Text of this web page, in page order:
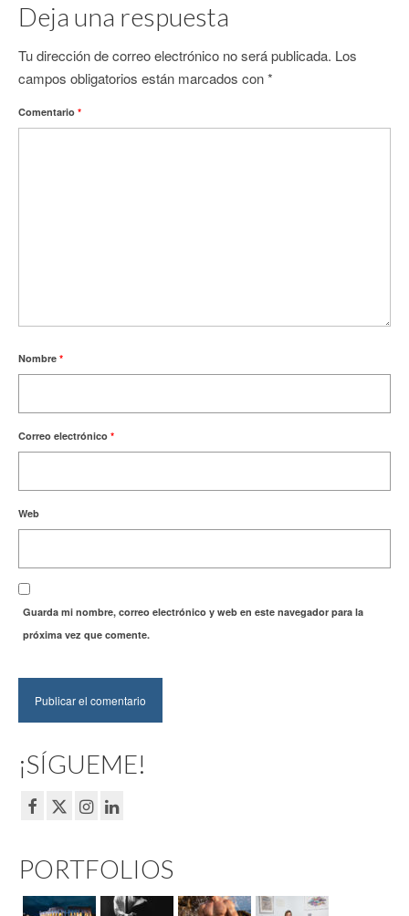
Deja una respuesta
Tu dirección de correo electrónico no será publicada. Los
campos obligatorios están marcados con*
Comentario *
Nombre *
Correo electrónico *
Web
Guarda mi nombre, correo electrónico y web en este navegador para la
próxima vez que comente.
¡SÍGUEME!
PORTFOLIOS